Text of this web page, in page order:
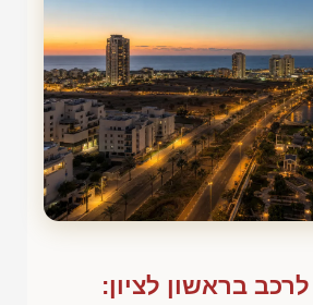
לרכב בראשון לציון: